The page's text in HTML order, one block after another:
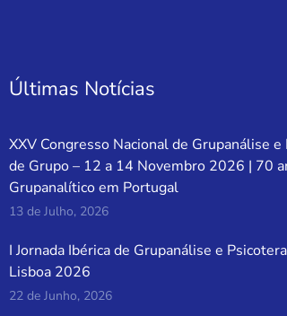
Últimas Notícias
XXV Congresso Nacional de Grupanálise
de Grupo – 12 a 14 Novembro 2026 | 70
Grupanalítico em Portugal
13 de Julho, 2026
I Jornada Ibérica de Grupanálise e
Lisboa 2026
22 de Junho, 2026